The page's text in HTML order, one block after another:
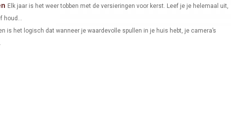
Elk jaar is het weer tobben met de versieringen voor kerst. Leef je je helemaal uit,
is het logisch dat wanneer je waardevolle spullen in je huis hebt, je camera’s